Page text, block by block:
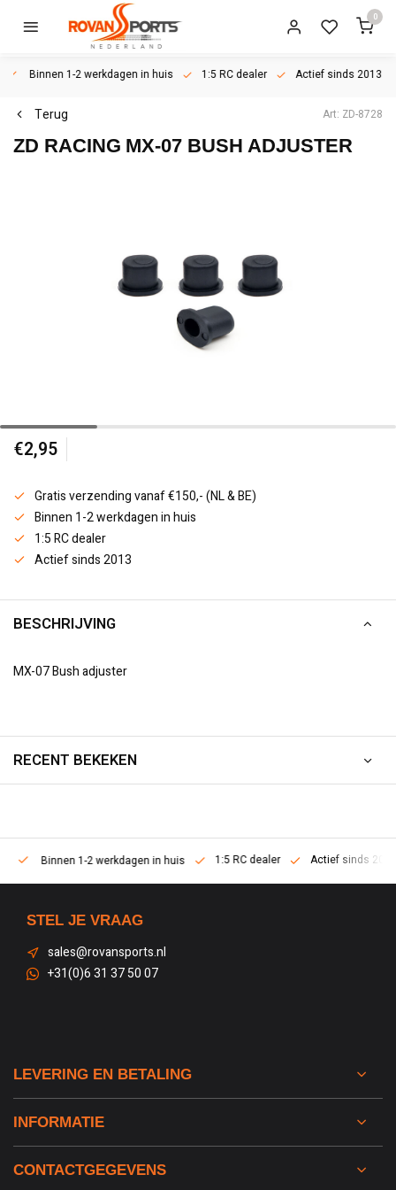
0
Binnen 1-2 werkdagen in huis 1:5 RC dealer Actief sinds 2013
Terug Art: ZD-8728
ZD RACING MX-07 BUSH ADJUSTER
€2,95
Gratis verzending vanaf €150,- (NL & BE)
Binnen 1-2 werkdagen in huis
1:5 RC dealer
Actief sinds 2013
BESCHRIJVING
MX-07 Bush adjuster
RECENT BEKEKEN
Binnen 1-2 werkdagen in huis 1:5 RC dealer Actief sinds 2013
STEL JE VRAAG
sales@rovansports.nl
+31(0)6 31 37 50 07
LEVERING EN BETALING
INFORMATIE
CONTACTGEGEVENS